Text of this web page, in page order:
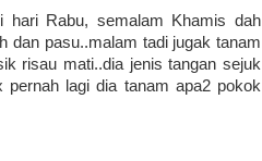
hari Rabu, semalam Khamis dah
dan pasu..malam tadi jugak tanam
risau mati..dia jenis tangan sejuk
pernah lagi dia tanam apa2 pokok